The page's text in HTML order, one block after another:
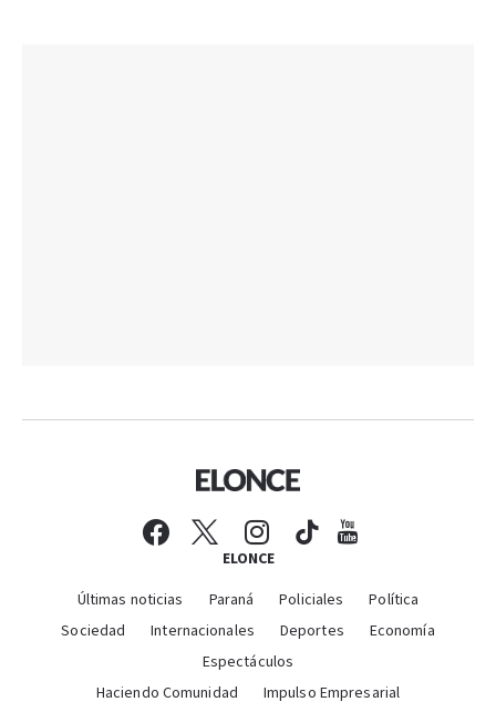
ELONCE
Últimas noticias Paraná Policiales
Política
Sociedad
Internacionales Deportes
Economía
Espectáculos
Haciendo Comunidad
Impulso Empresarial